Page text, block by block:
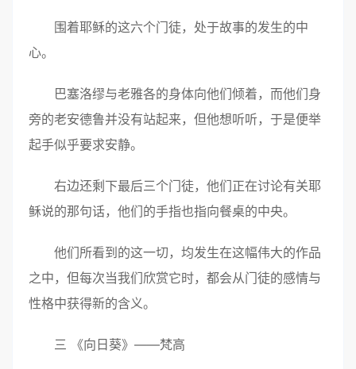
围着耶稣的这六个门徒，处于故事的发生的中
心。
巴塞洛缪与老雅各的身体向他们倾着，而他们身
旁的老安德鲁并没有站起来，但他想听听，于是便举
起手似乎要求安静。
右边还剩下最后三个门徒，他们正在讨论有关耶
稣说的那句话，他们的手指也指向餐桌的中央。
他们所看到的这一切，均发生在这幅伟大的作品
之中，但每次当我们欣赏它时，都会从门徒的感情与
性格中获得新的含义。
三 《向日葵》——梵高